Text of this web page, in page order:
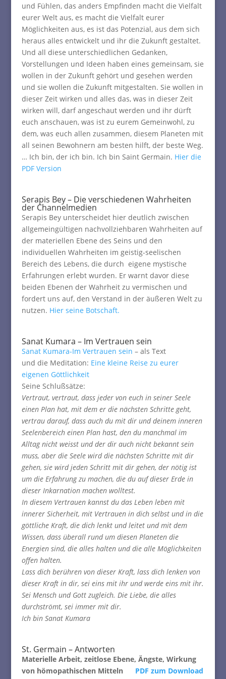
und Fühlen, das anders Empfinden macht die Vielfalt
eurer Welt aus, es macht die Vielfalt eurer
Möglichkeiten aus, es ist das Potenzial, aus dem sich
heraus alles entwickelt und ihr die Zukunft gestaltet.
Und all diese unterschiedlichen Gedanken,
Vorstellungen und Ideen haben eines gemeinsam, sie
wollen in der Zukunft gehört und gesehen werden
und sie wollen die Zukunft mitgestalten. Sie wollen in
dieser Zeit wirken und alles das, was in dieser Zeit
wirken will, darf angeschaut werden und ihr dürft
euch anschauen, was ist zu eurem Gemeinwohl, zu
dem, was euch allen zusammen, diesem Planeten mit
all seinen Bewohnern am besten hilft, der beste Weg.
… Ich bin, der ich bin. Ich bin Saint Germain. Hier die
PDF Version
Serapis Bey – Die verschiedenen Wahrheiten
der Channelmedien
Serapis Bey unterscheidet hier deutlich zwischen
allgemeingültigen nachvollziehbaren Wahrheiten auf
der materiellen Ebene des Seins und den
individuellen Wahrheiten im geistig-seelischen
Bereich des Lebens, die durch eigene mystische
Erfahrungen erlebt wurden. Er warnt davor diese
beiden Ebenen der Wahrheit zu vermischen und
fordert uns auf, den Verstand in der äußeren Welt zu
nutzen. Hier seine Botschaft.
Sanat Kumara – Im Vertrauen sein
Sanat Kumara-Im Vertrauen sein – als Text
und die Meditation: Eine kleine Reise zu eurer
eigenen Göttlichkeit
Seine Schlußsätze:
Vertraut, vertraut, dass jeder von euch in seiner Seele
einen Plan hat, mit dem er die nächsten Schritte geht,
vertrau darauf, dass auch du mit dir und deinem inneren
Seelenbereich einen Plan hast, den du manchmal im
Alltag nicht weisst und der dir auch nicht bekannt sein
muss, aber die Seele wird die nächsten Schritte mit dir
gehen, sie wird jeden Schritt mit dir gehen, der nötig ist
um die Erfahrung zu machen, die du auf dieser Erde in
dieser Inkarnation machen wolltest.
In diesem Vertrauen kannst du das Leben leben mit
innerer Sicherheit, mit Vertrauen in dich selbst und in die
göttliche Kraft, die dich lenkt und leitet und mit dem
Wissen, dass überall rund um diesen Planeten die
Energien sind, die alles halten und die alle Möglichkeiten
offen halten.
Lass dich berühren von dieser Kraft, lass dich lenken von
dieser Kraft in dir, sei eins mit ihr und werde eins mit ihr.
Sei Mensch und Gott zugleich. Die Liebe, die alles
durchströmt, sei immer mit dir.
Ich bin Sanat Kumara
St. Germain – Antworten
Materielle Arbeit, zeitlose Ebene, Ängste, Wirkung
von hömopathischen Mitteln
PDF zum Download